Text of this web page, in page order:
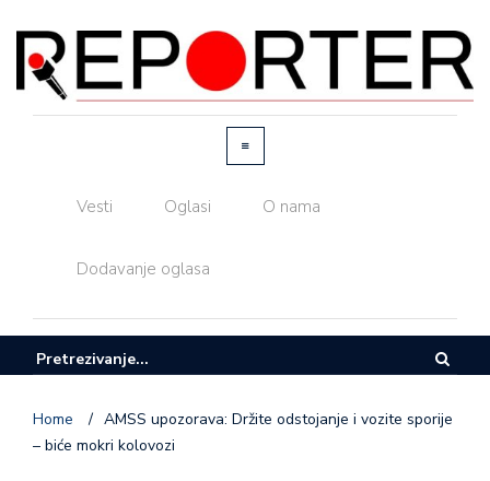
Vesti Oglasi O nama
Dodavanje oglasa
Home / AMSS upozorava: Držite odstojanje i vozite sporije
– biće mokri kolovozi